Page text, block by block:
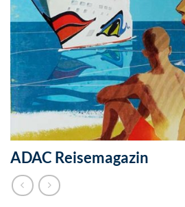
ADAC Reisemagazin